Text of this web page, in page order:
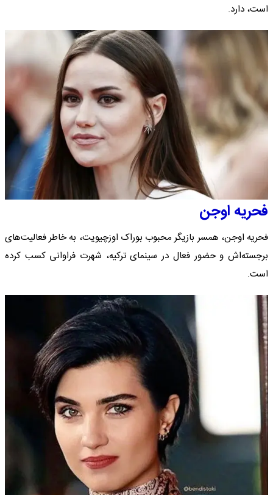
است، دارد.
فحریه اوجن
فحریه اوجن، همسر بازیگر محبوب بوراک اوزچیویت، به خاطر فعالیت‌های
برجسته‌اش و حضور فعال در سینمای ترکیه، شهرت فراوانی کسب کرده
است.